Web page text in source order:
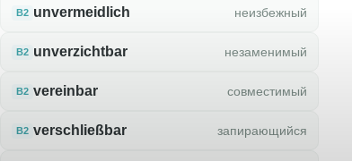
B2 unvermeidlich неизбежный
B2 unverzichtbar незаменимый
B2 vereinbar совместимый
B2 verschließbar запирающийся